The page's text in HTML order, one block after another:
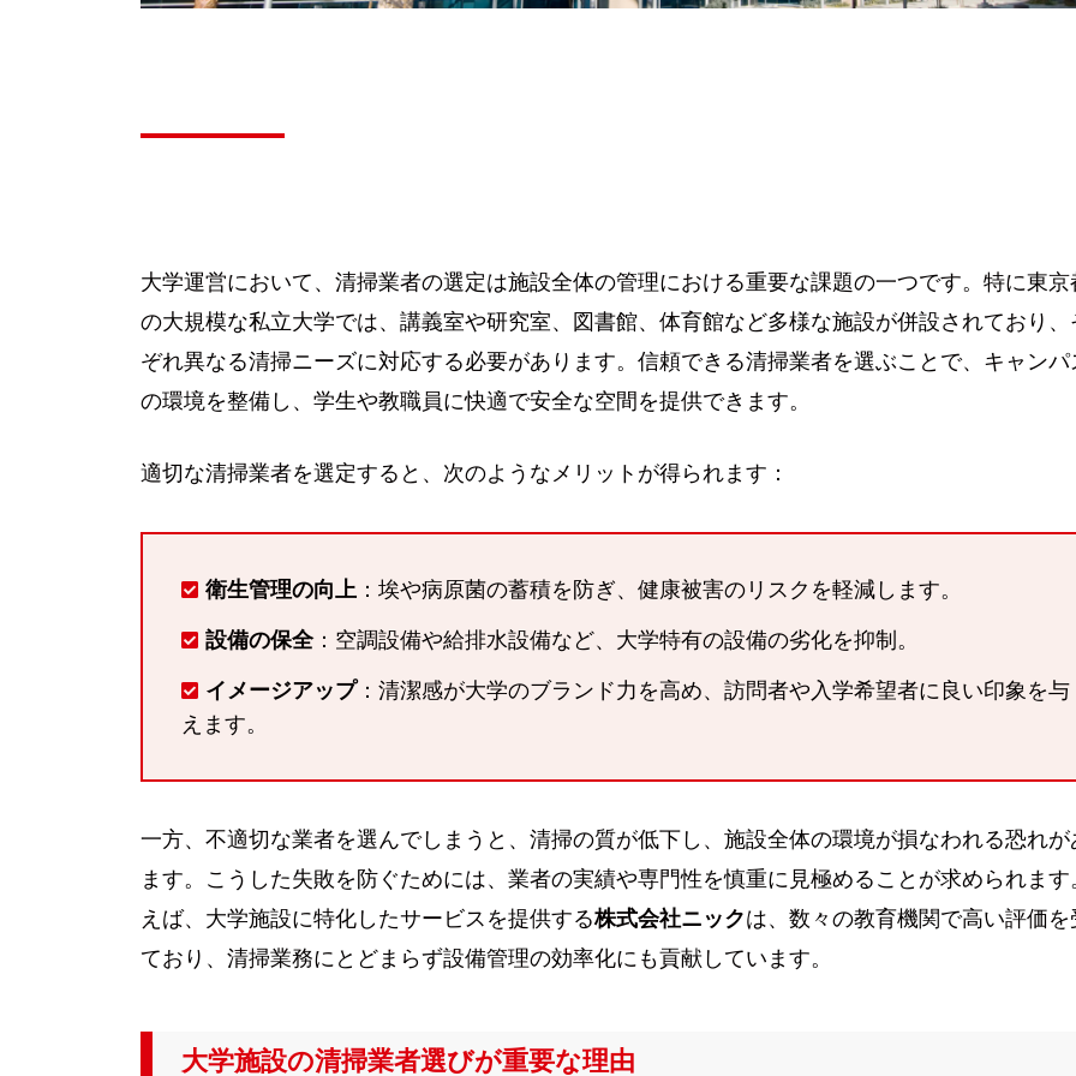
大学運営において、清掃業者の選定は施設全体の管理における重要な課題の一つです。特に東京
の大規模な私立大学では、講義室や研究室、図書館、体育館など多様な施設が併設されており、
ぞれ異なる清掃ニーズに対応する必要があります。信頼できる清掃業者を選ぶことで、キャンパ
の環境を整備し、学生や教職員に快適で安全な空間を提供できます。
適切な清掃業者を選定すると、次のようなメリットが得られます：
衛生管理の向上 ：埃や病原菌の蓄積を防ぎ、健康被害のリスクを軽減します。
設備の保全：空調設備や給排水設備など、大学特有の設備の劣化を抑制。
イメージアップ：清潔感が大学のブランド力を高め、訪問者や入学希望者に良い印象を与
えます。
一方、不適切な業者を選んでしまうと、清掃の質が低下し、施設全体の環境が損なわれる恐れが
ます。こうした失敗を防ぐためには、業者の実績や専門性を慎重に見極めることが求められます
えば、大学施設に特化したサービスを提供する株式会社ニックは、数々の教育機関で高い評価を
ており、清掃業務にとどまらず設備管理の効率化にも貢献しています。
大学施設の清掃業者選びが重要な理由